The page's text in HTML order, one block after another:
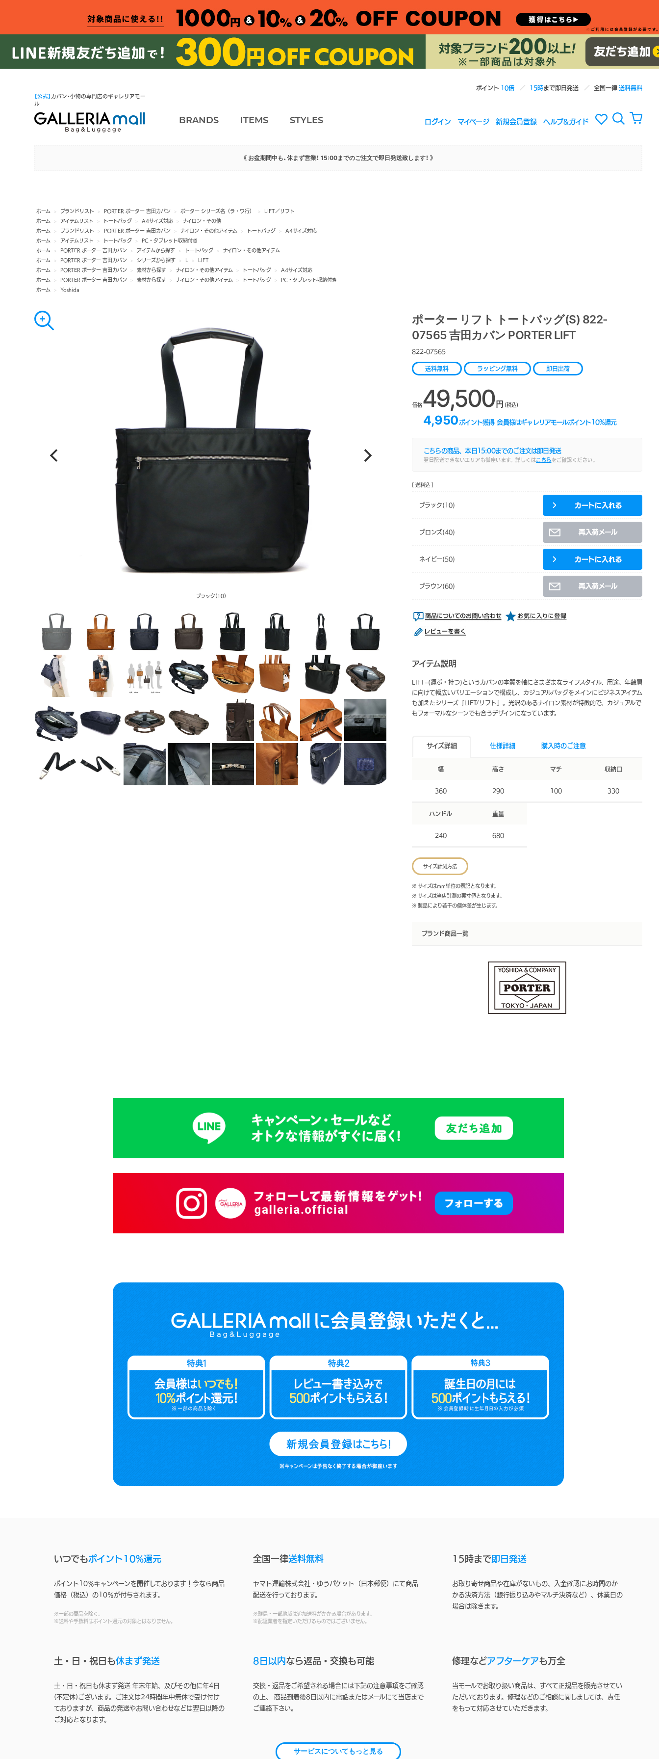
ポイント 10倍 15時まで即日発送 全国一律送料無料
【公式】 カバン・小物の専門店のギャレリアモー
ル
BRANDS ITEMS STYLES ログイン マイページ 新規会員登録 ヘルプ&ガイド
《 お盆期間中も、休まず営業！ 15:00までのご注文で即日発送致します！ 》
ホーム > ブランドリスト > PORTER ポーター 吉田カバン > ポーター シリーズ名（ラ・ワ行） >
LIFT／リフト
ホーム
> アイテムリスト > トートバッグ > A4サイズ対応 >
ナイロン・その他
ホーム
> ブランドリスト > PORTER ポーター 吉田カバン > ナイロン・その他アイテム > トートバッグ >
A4サイズ対応
ホーム
> アイテムリスト > トートバッグ >
PC・タブレット収納付き
ホーム
> PORTER ポーター 吉田カバン > アイテムから探す > トートバッグ >
ナイロン・その他アイテム
ホーム
> PORTER ポーター 吉田カバン > シリーズから探す > >
LIFT
ホーム
> PORTER ポーター 吉田カバン > 素材から探す > ナイロン・その他アイテム > トートバッグ >
A4サイズ対応
ホーム
> PORTER ポーター 吉田カバン > 素材から探す > ナイロン・その他アイテム > トートバッグ >
PC・タブレット収納付き
ホーム
> Yoshida
ポーター リフト トートバッグ(S) 822-
07565 吉田カバン PORTER LIFT
822-07565
送料無料 ラッピング無料 即日出荷
価格 49,500円 (税込)
4,950 ポイント獲得 会員様はギャレリアモールポイント 10%還元
こちらの商品、本日 15:00までのご注文は即日発送
翌日配送できないエリアも御座います。詳しくはこちら をご確認ください。
[ 送料込 ]
ブラック(10)
ブロンズ(40)
ネイビー(50)
ブラウン(60)
アイテム説明
LIFT=(運ぶ・持つ)というカバンの本質を軸にさまざまなライフスタイル、用途、年齢層
に向けて幅広いバリエーションで構成し、カジュアルバッグをメインにビジネスアイテム
も加えたシリーズ『LIFT/リフト』。光沢のあるナイロン素材が特徴的で、カジュアルで
もフォーマルなシーンでも合うデザインになっています。
サイズ詳細 仕様詳細 購入時のご注意
幅
360
高さ
290
マチ
100
収納口
330
ハンドル
240
重量
680
サイズ計測方法
※ サイズはmm単位の表記となります。
※ サイズは当店計測の実寸値となります。
※ 製品により若干の個体差が生じます。
ブランド商品一覧
ブラック(10)
いつでもポイント10%還元
ポイント10％キャンペーンを開催しております！今なら商品
価格（税込）の10％が付与されます。
※一部の商品を除く。
※送料や手数料はポイント還元の対象とはなりません。
全国一律送料無料
ヤマト運輸株式会社・ゆうパケット（日本郵便）にて商品
配送を行っております。
※離島・一部地域は追加送料がかかる場合があります。
※配達業者を指定いただけるものではございません。
15時まで即日発送
お取り寄せ商品や在庫がないもの、入金確認にお時間のか
かる決済方法（銀行振り込みやマルチ決済など）、休業日の
場合は除きます。
土・日・祝日も休まず発送
土・日・祝日も休まず発送 年末年始、及びその他に年4日
(不定休)ございます。ご注文は24時間年中無休で受け付け
ておりますが、商品の発送やお問い合わせなどは翌日以降の
ご対応となります。
8日以内なら返品・交換も可能
交換・返品をご希望される場合には下記の注意事項をご確認
の上、 商品到着後8日以内に電話またはメールにて当店まで
ご連絡下さい。
修理などアフターケアも万全
当モールでお取り扱い商品は、すべて正規品を販売させてい
ただいております。修理などのご相談に関しましては、責任
をもって対応させていただきます。
サービスについてもっと見る